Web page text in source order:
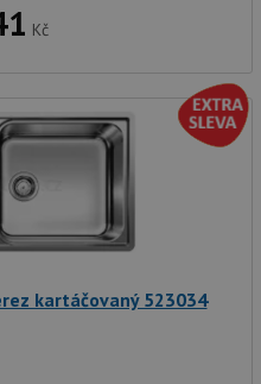
Kč
kartáčovaný 523034